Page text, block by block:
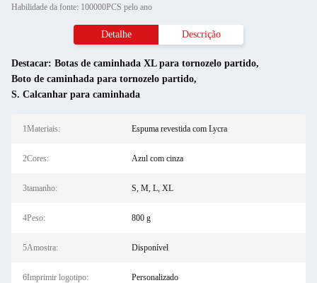
Habilidade da fonte: 100000PCS pelo ano
Detalhe Descrição
Destacar: Botas de caminhada XL para tornozelo partido,
Boto de caminhada para tornozelo partido,
S. Calcanhar para caminhada
1Materiais: Espuma revestida com Lycra
2Cores: Azul com cinza
3tamanho: S, M, L, XL
4Peso: 800 g
5Amostra: Disponível
6Imprimir logotipo: Personalizado